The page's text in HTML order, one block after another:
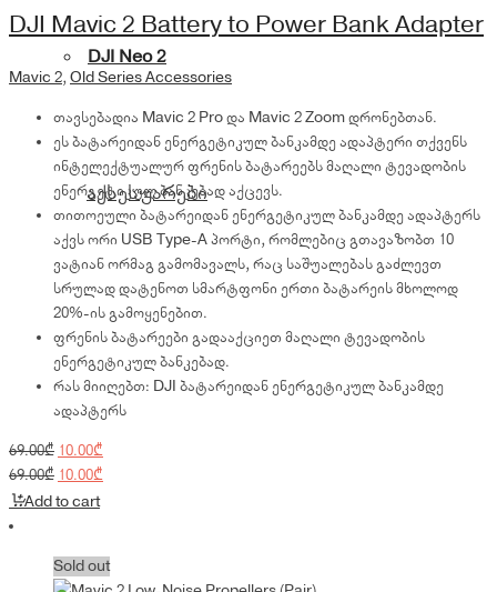
DJI Neo 2
აქსესუარები
69.00₾.10.00₾.
DJI Mavic 2 Battery to Power Bank Adapter
Mavic 2, Old Series Accessories
თავსებადია Mavic 2 Pro და Mavic 2 Zoom დრონებთან.
ეს ბატარეიდან ენერგეტიკულ ბანკამდე ადაპტერი თქვენს
ინტელექტუალურ ფრენის ბატარეებს მაღალი ტევადობის
ენერგეტიკულ ბანკებად აქცევს.
თითოეული ბატარეიდან ენერგეტიკულ ბანკამდე ადაპტერს
აქვს ორი USB Type-A პორტი, რომლებიც გთავაზობთ 10
ვატიან ორმაგ გამომავალს, რაც საშუალებას გაძლევთ
სრულად დატენოთ სმარტფონი ერთი ბატარეის მხოლოდ
20%-ის გამოყენებით.
ფრენის ბატარეები გადააქციეთ მაღალი ტევადობის
ენერგეტიკულ ბანკებად.
რას მიიღებთ: DJI ბატარეიდან ენერგეტიკულ ბანკამდე
ადაპტერს
69.00₾ Original
price
was:
10.00₾Current
price
69.00₾ Original
price
10.00₾Current
Add to cart
Sold out